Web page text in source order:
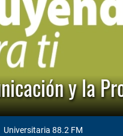
y la
Universitaria 88.2 FM